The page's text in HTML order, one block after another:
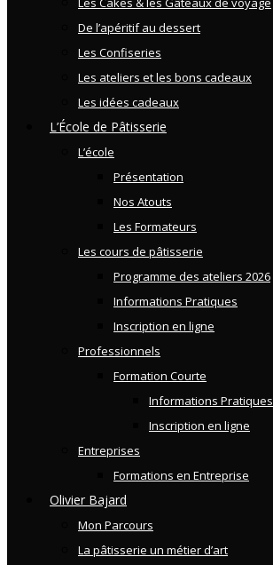
De l’apéritif au dessert
Les Confiseries
Les ateliers et les bons cadeaux
Les idées cadeaux
L’École de Pâtisserie
L’école
Présentation
Nos Atouts
Les Formateurs
Les cours de pâtisserie
Programme des ateliers 2026
Informations Pratiques
Inscription en ligne
Professionnels
Formation Courte
Informations Pratiques
Inscription en ligne
Entreprises
Formations en Entreprise
Olivier Bajard
Mon Parcours
La pâtisserie un métier d’art